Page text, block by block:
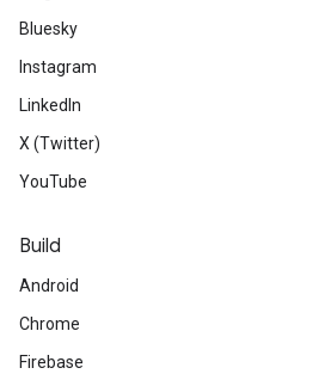
Bluesky
Instagram
LinkedIn
X (Twitter)
YouTube
Build
Android
Chrome
Firebase